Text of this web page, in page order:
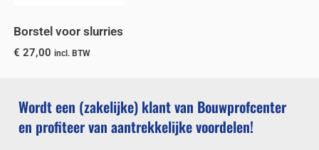
Borstel voor slurries
€ 27,00 incl. BTW
Wordt een (zakelijke) klant van Bouwprofcenter
en profiteer van aantrekkelijke voordelen!